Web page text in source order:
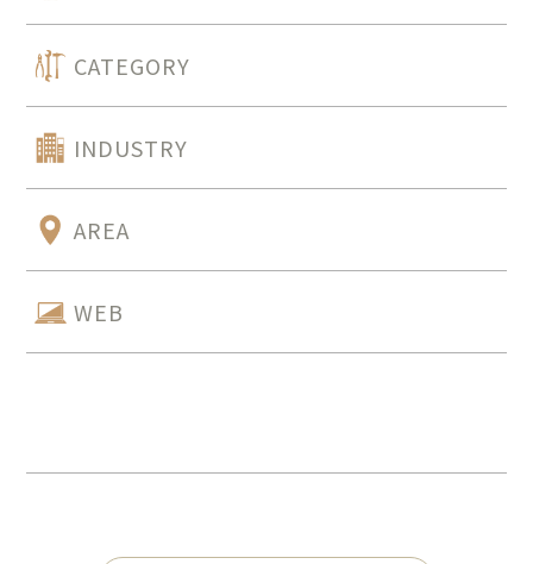
CATEGORY
INDUSTRY
AREA
WEB